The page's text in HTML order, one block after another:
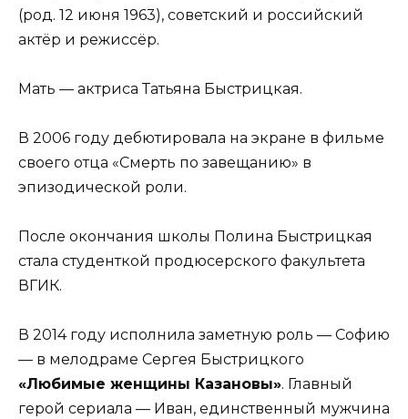
(род. 12 июня 1963), советский и российский
актёр и режиссёр.
Мать — актриса Татьяна Быстрицкая.
В 2006 году дебютировала на экране в фильме
своего отца «Смерть по завещанию» в
эпизодической роли.
После окончания школы Полина Быстрицкая
стала студенткой продюсерского факультета
ВГИК.
В 2014 году исполнила заметную роль — Софию
— в мелодраме Сергея Быстрицкого
«Любимые женщины Казановы». Главный
герой сериала — Иван, единственный мужчина